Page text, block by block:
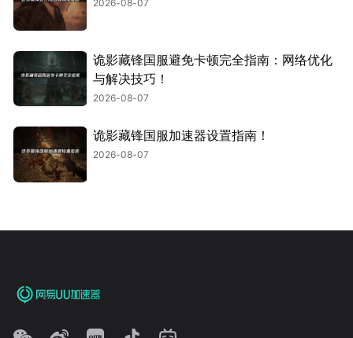
2026-08-07
诡影藏锋国服避免卡顿完全指南：网络优化
与解决技巧！
2026-08-07
诡影藏锋国服加速器设置指南！
2026-08-07